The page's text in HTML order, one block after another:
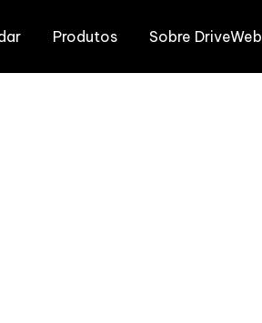
Produtos Sobre DriveWeb